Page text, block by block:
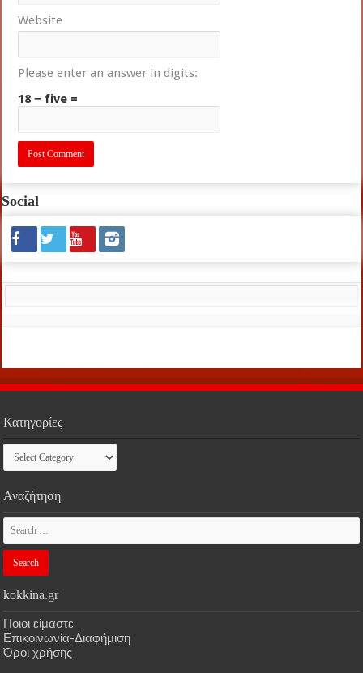
Website
Please enter an answer in digits:
18 − five =
Social
Κατηγορίες
Κατηγορίες
Αναζήτηση
kokkina.gr
Ποιοι είμαστε
Επικοινωνία-Διαφήμιση
Όροι χρήσης